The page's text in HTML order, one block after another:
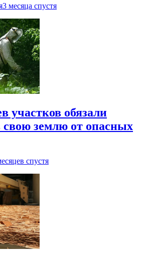
3 месяца спустя
участков обязали
землю от опасных
спустя